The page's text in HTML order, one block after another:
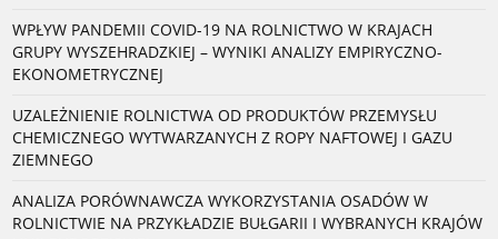
WPŁYW PANDEMII COVID-19 NA ROLNICTWO W KRAJACH
GRUPY WYSZEHRADZKIEJ – WYNIKI ANALIZY EMPIRYCZNO-
EKONOMETRYCZNEJ
UZALEŻNIENIE ROLNICTWA OD PRODUKTÓW PRZEMYSŁU
CHEMICZNEGO WYTWARZANYCH Z ROPY NAFTOWEJ I GAZU
ZIEMNEGO
ANALIZA PORÓWNAWCZA WYKORZYSTANIA OSADÓW W
ROLNICTWIE NA PRZYKŁADZIE BUŁGARII I WYBRANYCH KRAJÓW